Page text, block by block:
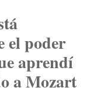
el poder
aprendí
a Mozart